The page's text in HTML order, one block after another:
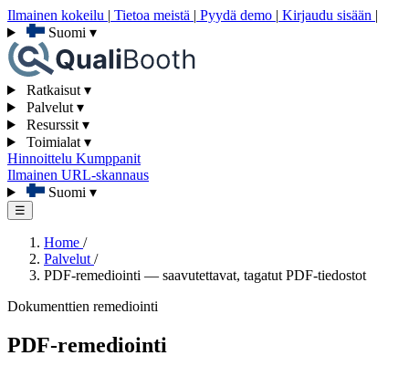
Ilmainen kokeilu | Tietoa meistä | Pyydä demo | Kirjaudu sisään |
Suomi ▾
Ratkaisut ▾
Palvelut ▾
Resurssit ▾
Toimialat ▾
Hinnoittelu Kumppanit
Ilmainen URL-skannaus
Suomi ▾
☰
Home /
Palvelut /
PDF-remediointi — saavutettavat, tagatut PDF-tiedostot
Dokumenttien remediointi
PDF-remediointi